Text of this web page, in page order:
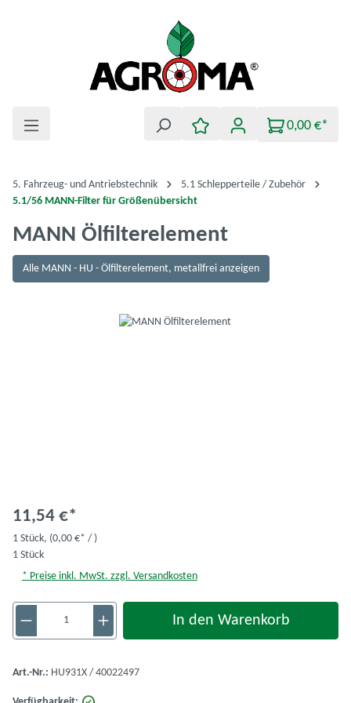
0,00 €*
5. Fahrzeug- und Antriebstechnik
5.1 Schlepperteile / Zubehör
5.1/56 MANN-Filter für Größenübersicht
MANN Ölfilterelement
Alle MANN - HU - Ölfilterelement, metallfrei anzeigen
Bildergalerie überspringen
11,54 €*
1 Stück, (0,00 €* / )
1 Stück
* Preise inkl. MwSt. zzgl. Versandkosten
Produkt Anzahl: Gib den gewünschten Wert
In den Warenkorb
Art.-Nr.: HU931X / 40022497